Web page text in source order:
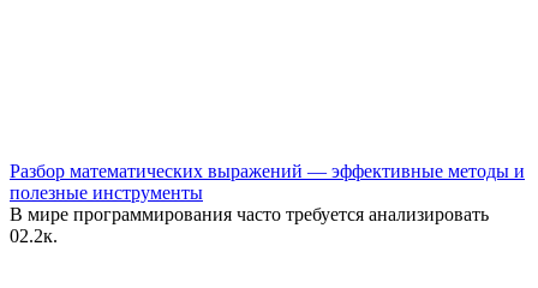
Разбор математических выражений — эффективные методы и
полезные инструменты
В мире программирования часто требуется анализировать
02.2к.